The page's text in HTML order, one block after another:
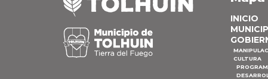
INICIO
CULTURA